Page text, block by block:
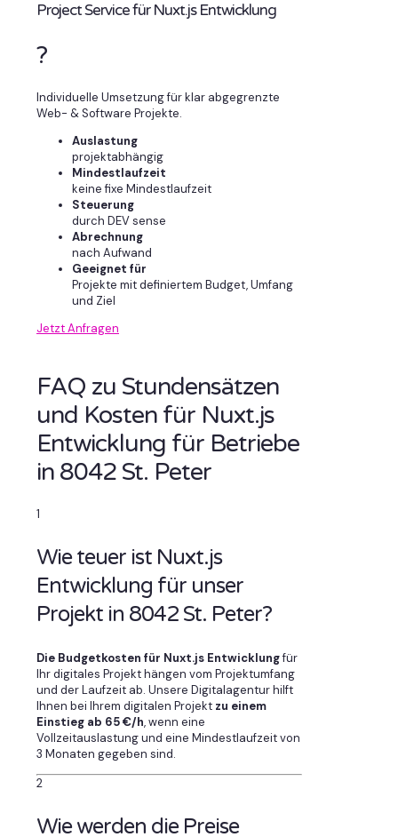
Project Service für Nuxt.js Entwicklung
?
Individuelle Umsetzung für klar abgegrenzte
Web- & Software Projekte.
Auslastung
projektabhängig
Mindestlaufzeit
keine fixe Mindestlaufzeit
Steuerung
durch DEV sense
Abrechnung
nach Aufwand
Geeignet für
Projekte mit definiertem Budget, Umfang
und Ziel
Jetzt Anfragen
FAQ zu Stundensätzen
und Kosten für Nuxt.js
Entwicklung für Betriebe
in 8042 St. Peter
1
Wie teuer ist Nuxt.js
Entwicklung für unser
Projekt in 8042 St. Peter?
Die Budgetkosten für Nuxt.js Entwicklungfür
Ihr digitales Projekt hängen vom Projektumfang
und der Laufzeit ab. Unsere Digitalagentur hilft
Ihnen bei Ihrem digitalen Projekt zu einem
Einstieg ab 65 €/h, wenn eine
Vollzeitauslastung und eine Mindestlaufzeit von
3 Monaten gegeben sind.
2
Wie werden die Preise